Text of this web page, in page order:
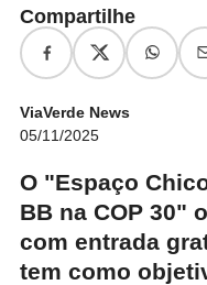
Compartilhe
ViaVerde News
05/11/2025
O "Espaço
BB na COP 30"
com entrada
tem como